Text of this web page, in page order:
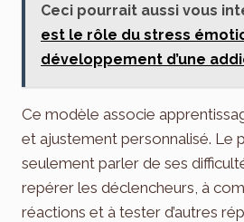
Ceci pourrait aussi vous
est le rôle du stress
développement d’une
Ce modèle associe
et ajustement personnalisé. Le
seulement parler de ses
repérer les déclencheurs, à
réactions et à tester d’autres